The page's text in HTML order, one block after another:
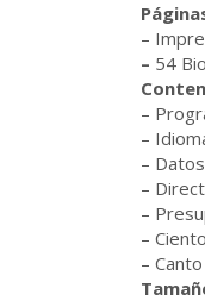
–
– 54
–
–
–
–
–
–
–